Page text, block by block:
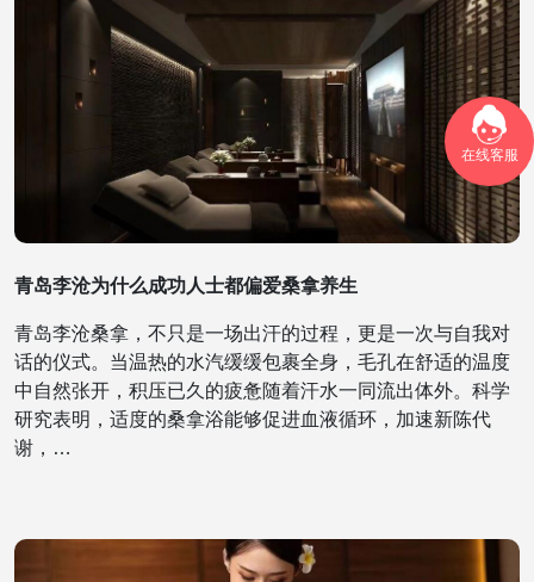
在线客服
青岛李沧为什么成功人士都偏爱桑拿养生
青岛李沧桑拿，不只是一场出汗的过程，更是一次与自我对
话的仪式。当温热的水汽缓缓包裹全身，毛孔在舒适的温度
中自然张开，积压已久的疲惫随着汗水一同流出体外。科学
研究表明，适度的桑拿浴能够促进血液循环，加速新陈代
谢，…